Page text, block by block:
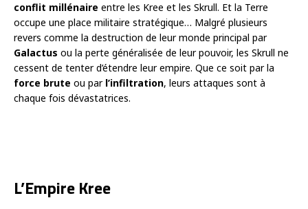
conflit millénaire entre les Kree et les Skrull. Et la Terre
occupe une place militaire stratégique… Malgré plusieurs
revers comme la destruction de leur monde principal par
Galactus ou la perte généralisée de leur pouvoir, les Skrull ne
cessent de tenter d’étendre leur empire. Que ce soit par la
force brute ou par l’infiltration, leurs attaques sont à
chaque fois dévastatrices.
L’Empire Kree